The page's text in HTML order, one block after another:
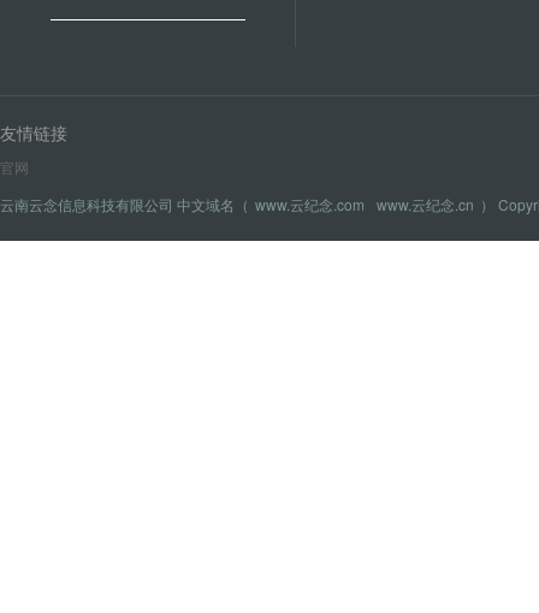
友情链接
官网
云南云念信息科技有限公司 中文域名（ www.云纪念.com www.云纪念.cn ）